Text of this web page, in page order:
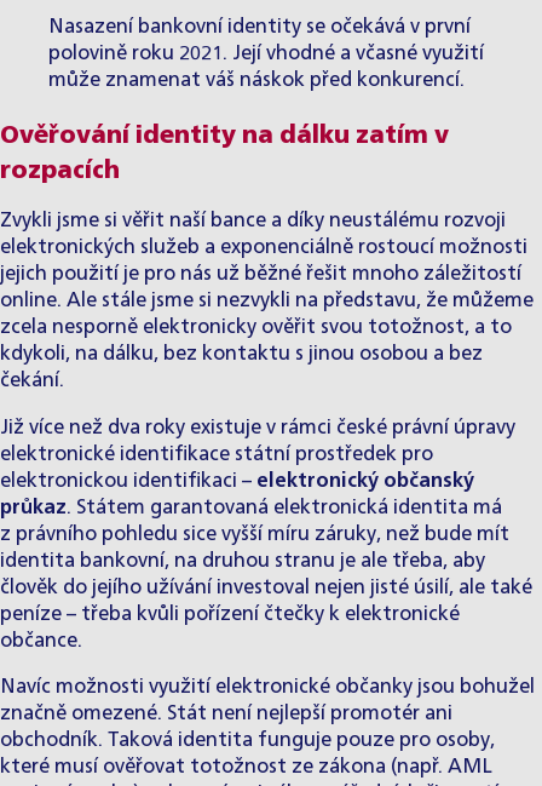
Nasazení bankovní identity se očekává v první
polovině roku 2021. Její vhodné a včasné využití
může znamenat váš náskok před konkurencí.
Ověřování identity na dálku zatím v
rozpacích
Zvykli jsme si věřit naší bance a díky neustálému rozvoji
elektronických služeb a exponenciálně rostoucí možnosti
jejich použití je pro nás už běžné řešit mnoho záležitostí
online. Ale stále jsme si nezvykli na představu, že můžeme
zcela nesporně elektronicky ověřit svou totožnost, a to
kdykoli, na dálku, bez kontaktu s jinou osobou a bez
čekání.
Již více než dva roky existuje v rámci české právní úpravy
elektronické identifikace státní prostředek pro
elektronickou identifikaci – elektronický občanský
průkaz. Státem garantovaná elektronická identita má
z právního pohledu sice vyšší míru záruky, než bude mít
identita bankovní, na druhou stranu je ale třeba, aby
člověk do jejího užívání investoval nejen jisté úsilí, ale také
peníze – třeba kvůli pořízení čtečky k elektronické
občance.
Navíc možnosti využití elektronické občanky jsou bohužel
značně omezené. Stát není nejlepší promotér ani
obchodník. Taková identita funguje pouze pro osoby,
které musí ověřovat totožnost ze zákona (např. AML